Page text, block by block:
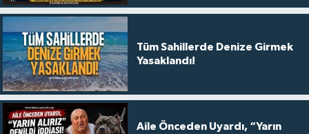
Tüm Sahillerde Denize Girmek
Yasaklandı!
Aile Önceden Uyardı, “Yarın